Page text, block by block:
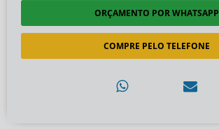
ORÇAMENTO POR WHATSAPP
COMPRE PELO TELEFONE